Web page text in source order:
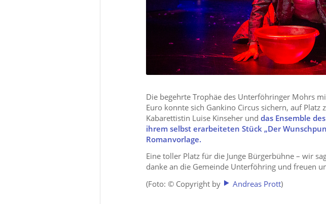
Die begehrte Trophäe des Unterföhringer Mohrs
Euro konnte sich Gankino Circus sichern, auf Platz
Kabarettistin Luise Kinseher und das Ensemble
ihrem selbst erarbeiteten Stück „Der
Romanvorlage.
Eine toller Platz für die Junge Bürgerbühne – wir
danke an die Gemeinde Unterföhring und freuen
(Foto: © Copyright by
Andreas Prott)